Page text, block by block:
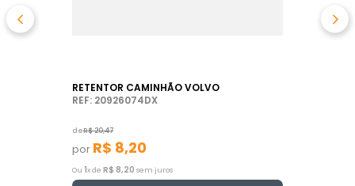
RETENTOR CAMINHÃO VOLVO
REF: 20926074DX
deR$20,47
por R$ 8,20
Ou 1x de R$ 8,20 sem juros